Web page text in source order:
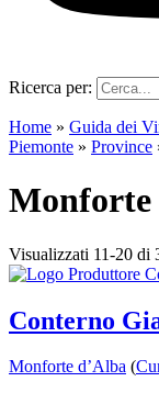
Ricerca per:
Home » Guida dei
Piemonte » Province
Monforte
Visualizzati 11-20 di
Conterno
Monforte d’Alba (